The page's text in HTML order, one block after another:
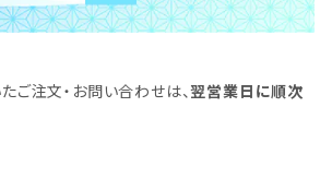
たご注文・お問い合わせは、翌営業日に順次